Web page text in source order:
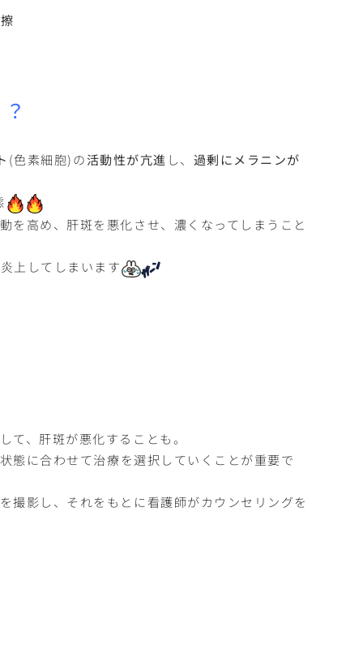
(色素細胞)の活動性が亢進 し、 過剰にメラニンが
を高め、肝斑を悪化させ、濃くなってしまうこと
上してしまいます
て、肝斑が悪化することも。
態に合わせて治療を選択していくことが重要で
撮影し、それをもとに看護師がカウンセリングを